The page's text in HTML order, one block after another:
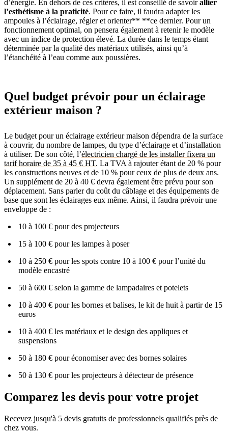
d’énergie. En dehors de ces critères, il est conseillé de savoirallier
l’esthétisme à la praticité. Pour ce faire, il faudra adapter les
ampoules à l’éclairage, régler et orienter** **ce dernier. Pour un
fonctionnement optimal, on pensera également à retenir le modèle
avec un indice de protection élevé. La durée dans le temps étant
déterminée par la qualité des matériaux utilisés, ainsi qu’à
l’étanchéité à l’eau comme aux poussières.
Quel budget prévoir pour un éclairage
extérieur maison ?
Le budget pour un éclairage extérieur maison dépendra de la surface
à couvrir, du nombre de lampes, du type d’éclairage et d’installation
à utiliser. De son côté, l’électricien chargé de les installer fixera un
tarif horaire de 35 à 45 € HT. La TVA à rajouter étant de 20 % pour
les constructions neuves et de 10 % pour ceux de plus de deux ans.
Un supplément de 20 à 40 € devra également être prévu pour son
déplacement. Sans parler du coût du câblage et des équipements de
base que sont les éclairages eux même. Ainsi, il faudra prévoir une
enveloppe de :
10 à 100 € pour des projecteurs
15 à 100 € pour les lampes à poser
10 à 250 € pour les spots contre 10 à 100 € pour l’unité du
modèle encastré
50 à 600 € selon la gamme de lampadaires et potelets
10 à 400 € pour les bornes et balises, le kit de huit à partir de 15
euros
10 à 400 € les matériaux et le design des appliques et
suspensions
50 à 180 € pour économiser avec des bornes solaires
50 à 130 € pour les projecteurs à détecteur de présence
Comparez les devis pour votre projet
Recevez jusqu'à 5 devis gratuits de professionnels qualifiés près de
chez vous.